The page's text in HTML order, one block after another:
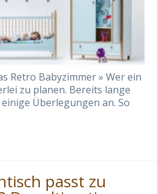
Retro Babyzimmer » Wer ein
zu planen. Bereits lange
Überlegungen an. So
passt zu